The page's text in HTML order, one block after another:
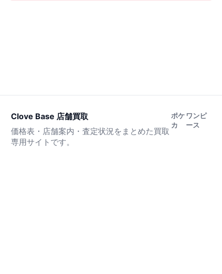
Clove Base 店舗買取
価格表・店舗案内・査定状況をまとめた買取
専用サイトです。
ポケ
カ
ワンピ
ース